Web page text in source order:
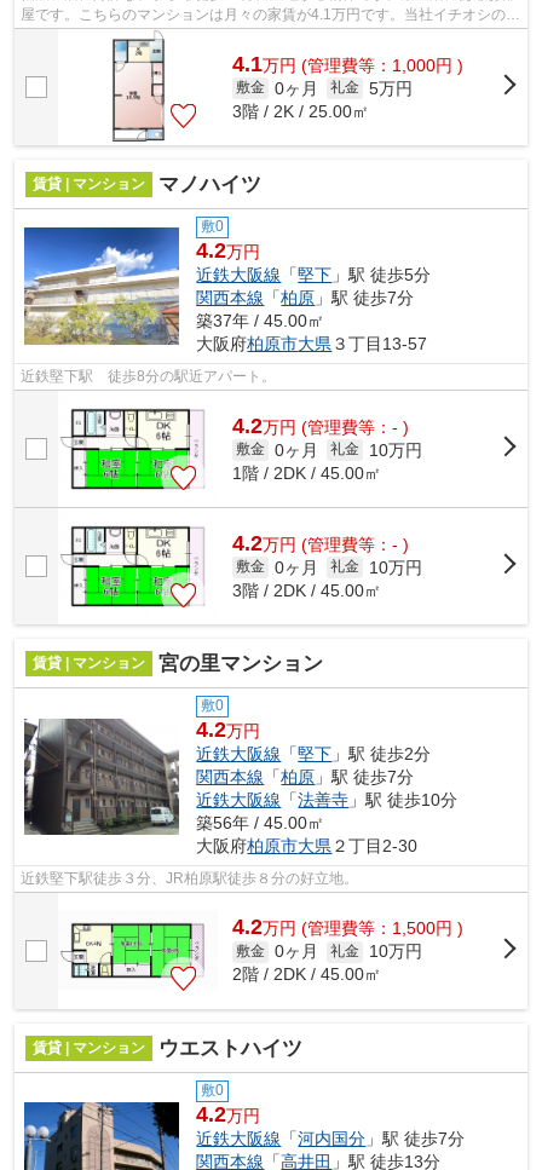
屋です。こちらのマンションは月々の家賃が4.1万円です。当社イチオシの物
件の「明美マンション」。ぜひ一度ご...
4.1万円 (管理費等：1,000円 )
敷金 0ヶ月 礼金 5万円
3階 / 2K / 25.00㎡
賃貸 | マンション マノハイツ
敷0
4.2万円
近鉄大阪線 「堅下 」駅 徒歩5分
関西本線 「柏原 」駅 徒歩7分
築37年 / 45.00㎡
大阪府柏原市大県 ３丁目13-57
近鉄堅下駅 徒歩8分の駅近アパート。
4.2万円 (管理費等：- )
敷金 0ヶ月 礼金
10万円
1階 / 2DK / 45.00㎡
4.2万円 (管理費等：- )
敷金 0ヶ月 礼金
10万円
3階 / 2DK / 45.00㎡
賃貸 | マンション 宮の里マンション
敷0
4.2万円
近鉄大阪線 「堅下 」駅 徒歩2分
関西本線 「柏原 」駅 徒歩7分
近鉄大阪線 「法善寺 」駅 徒歩10分
築56年 / 45.00㎡
大阪府柏原市大県 ２丁目2-30
近鉄堅下駅徒歩３分、JR柏原駅徒歩８分の好立地。
4.2万円 (管理費等：1,500円 )
敷金 0ヶ月 礼金
10万円
2階 / 2DK / 45.00㎡
賃貸 | マンション ウエストハイツ
敷0
4.2万円
近鉄大阪線 「河内国分 」駅 徒歩7分
関西本線 「高井田 」駅 徒歩13分